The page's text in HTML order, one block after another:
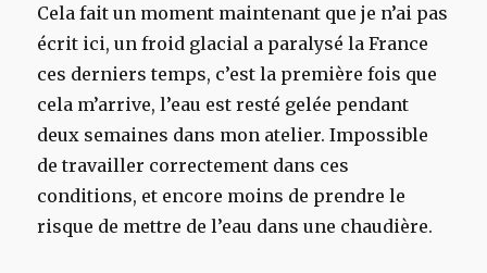
Cela fait un moment maintenant que je n’ai pas
écrit ici, un froid glacial a paralysé la France
ces derniers temps, c’est la première fois que
cela m’arrive, l’eau est resté gelée pendant
deux semaines dans mon atelier. Impossible
de travailler correctement dans ces
conditions, et encore moins de prendre le
risque de mettre de l’eau dans une chaudière.